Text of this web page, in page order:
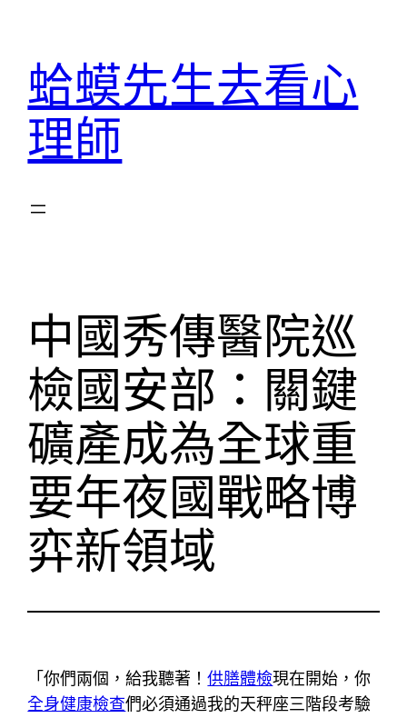
蛤蟆先生去看心
理師
中國秀傳醫院巡
檢國安部：關鍵
礦產成為全球重
要年夜國戰略博
弈新領域
「你們兩個，給我聽著！供膳體檢現在開始，你
全身健康檢查們必須通過我的天秤座三階段考驗